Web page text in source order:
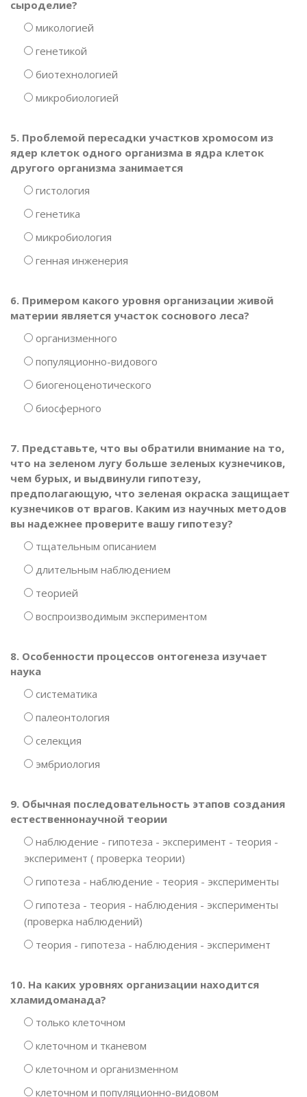
сыроделие?
микологией
генетикой
биотехнологией
микробиологией
5. Проблемой пересадки участков хромосом из
ядер клеток одного организма в ядра клеток
другого организма занимается
гистология
генетика
микробиология
генная инженерия
6. Примером какого уровня организации живой
материи является участок соснового леса?
организменного
популяционно-видового
биогеноценотического
биосферного
7. Представьте, что вы обратили внимание на то,
что на зеленом лугу больше зеленых кузнечиков,
чем бурых, и выдвинули гипотезу,
предполагающую, что зеленая окраска защищает
кузнечиков от врагов. Каким из научных методов
вы надежнее проверите вашу гипотезу?
тщательным описанием
длительным наблюдением
теорией
воспроизводимым экспериментом
8. Особенности процессов онтогенеза изучает
наука
систематика
палеонтология
селекция
эмбриология
9. Обычная последовательность этапов создания
естественнонаучной теории
наблюдение - гипотеза - эксперимент - теория -
эксперимент ( проверка теории)
гипотеза - наблюдение - теория - эксперименты
гипотеза - теория - наблюдения - эксперименты
(проверка наблюдений)
теория - гипотеза - наблюдения - эксперимент
10. На каких уровнях организации находится
хламидоманада?
только клеточном
клеточном и тканевом
клеточном и организменном
клеточном и популяционно-видовом